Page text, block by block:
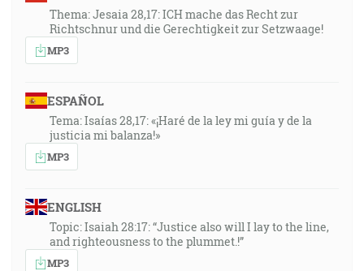
Thema: Jesaia 28,17: ICH mache das Recht zur
Richtschnur und die Gerechtigkeit zur Setzwaage!
MP3
ESPAÑOL
Tema: Isaías 28,17: «¡Haré de la ley mi guía y de la
justicia mi balanza!»
MP3
ENGLISH
Topic: Isaiah 28:17: “Justice also will I lay to the line,
and righteousness to the plummet.!”
MP3